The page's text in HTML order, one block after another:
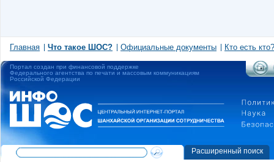
Главная Что такое ШОС? Официальные документы Кто есть кто?
Портал создан при финансовой поддержке
Федерального агентства по печати и массовым коммуникациям
Российской Федерации
Расширенный поиск